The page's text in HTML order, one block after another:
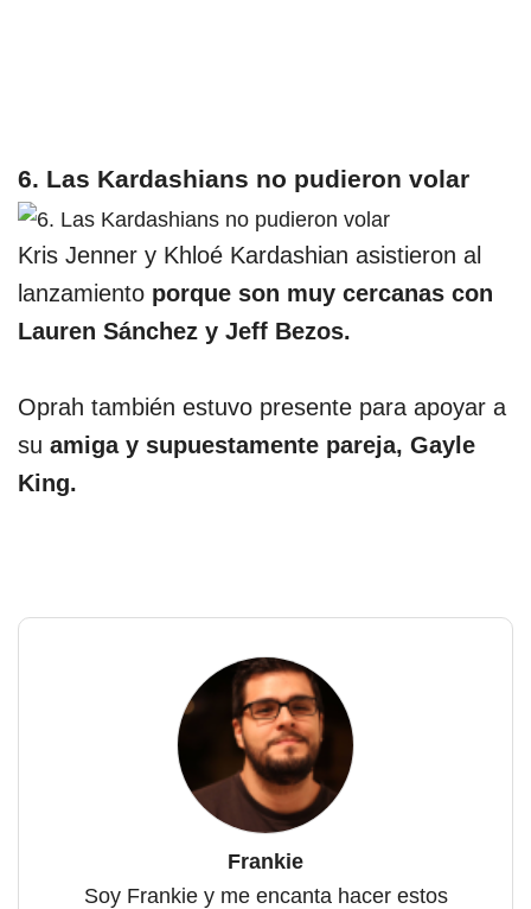
6. Las Kardashians no pudieron volar
Kris Jenner y Khloé Kardashian asistieron al
lanzamiento porque son muy cercanas con
Lauren Sánchez y Jeff Bezos.
Oprah también estuvo presente para apoyar a
su amiga y supuestamente pareja, Gayle
King.
Frankie
Soy Frankie y me encanta hacer estos